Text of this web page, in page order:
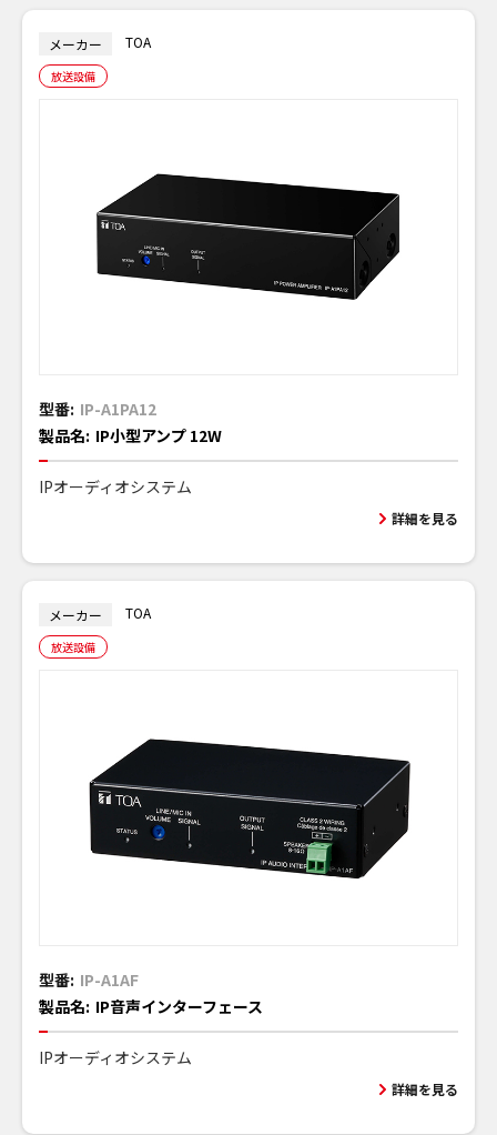
メーカー TOA
放送設備
型番: IP-A1PA12
製品名: IP小型アンプ 12W
IPオーディオシステム
詳細を見る
メーカー TOA
放送設備
型番: IP-A1AF
製品名: IP音声インターフェース
IPオーディオシステム
詳細を見る